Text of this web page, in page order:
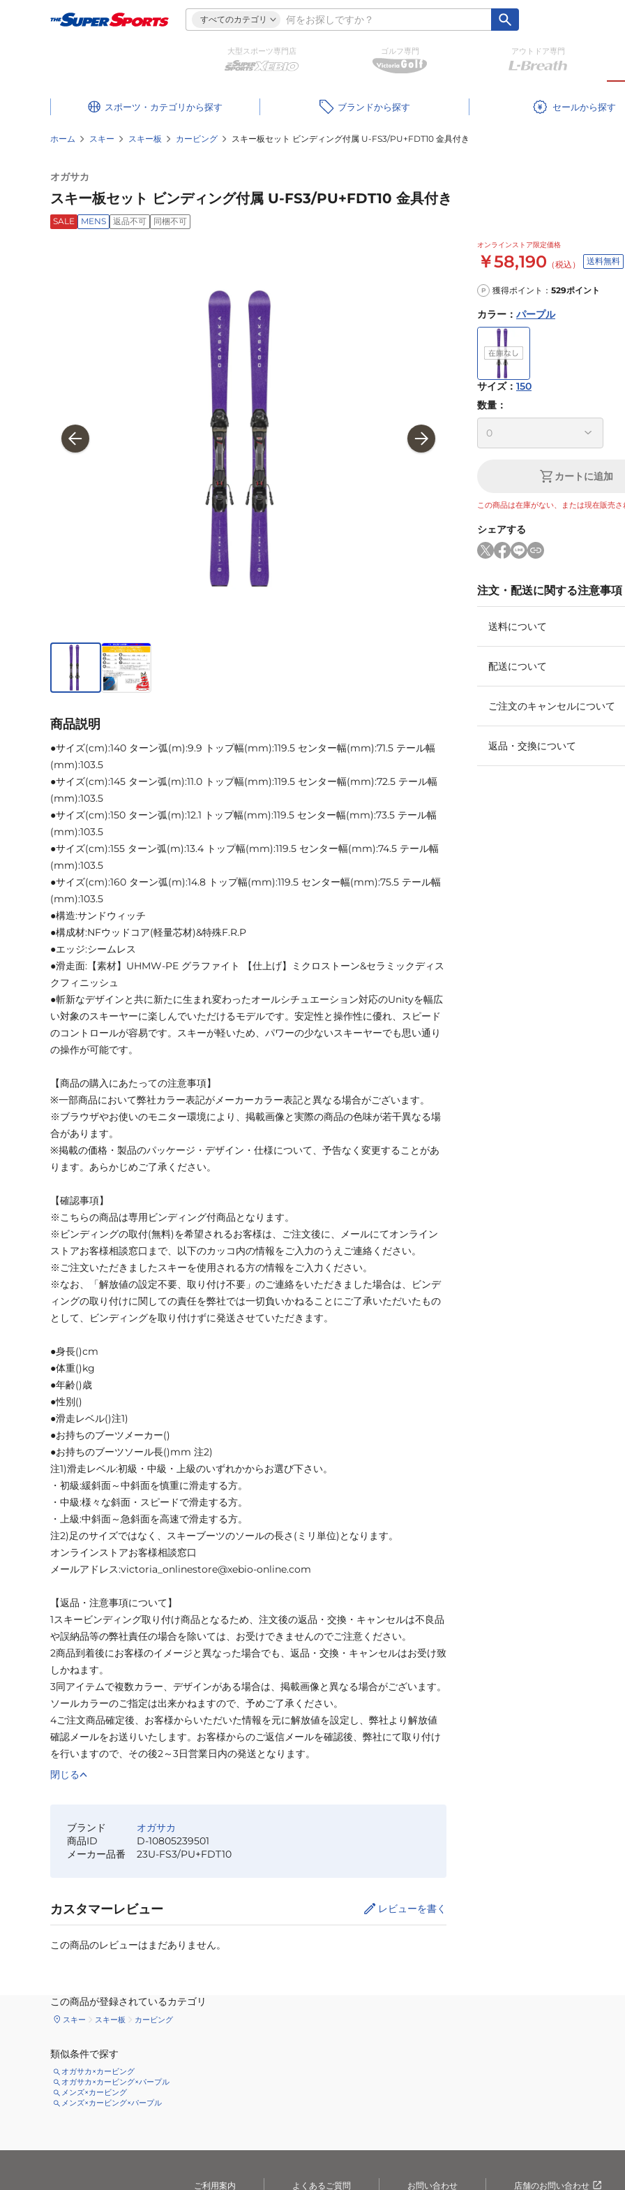
すべてのカテゴリ
大型スポーツ専門店 ゴルフ専門 アウトドア専門
スポーツ・カテゴリ ブランド セール
ホーム スキー スキー板 カービング スキー板セット ビンディング付属 U-FS3/PU+FDT10 金具付き
オガサカ
スキー板セット ビンディング付属 U-FS3/PU+FDT10 金具付き
SALE MENS 返品不可 同梱不可
オンラインストア限定価格
￥58,190 （税込） 送料無料
P 獲得ポイント： 529ポイント
カラー ： パープル
サイズ： 150
数量：
カートに追加
この商品は在庫がない、または現在販売さ
シェアする
注文・配送に関する注意事項
送料について
配送について
ご注文のキャンセルについて
返品・交換について
商品説明
●サイズ(cm):140 ターン弧(m):9.9 トップ幅(mm):119.5 センター幅(mm):71.5 テール幅
(mm):103.5
●サイズ(cm):145 ターン弧(m):11.0 トップ幅(mm):119.5 センター幅(mm):72.5 テール幅
(mm):103.5
●サイズ(cm):150 ターン弧(m):12.1 トップ幅(mm):119.5 センター幅(mm):73.5 テール幅
(mm):103.5
●サイズ(cm):155 ターン弧(m):13.4 トップ幅(mm):119.5 センター幅(mm):74.5 テール幅
(mm):103.5
●サイズ(cm):160 ターン弧(m):14.8 トップ幅(mm):119.5 センター幅(mm):75.5 テール幅
(mm):103.5
●構造:サンドウィッチ
●構成材:NFウッドコア(軽量芯材)&特殊F.R.P
●エッジ:シームレス
●滑走面:【素材】UHMW-PE グラファイト 【仕上げ】ミクロストーン&セラミックディス
クフィニッシュ
●斬新なデザインと共に新たに生まれ変わったオールシチュエーション対応のUnityを幅広
い対象のスキーヤーに楽しんでいただけるモデルです。安定性と操作性に優れ、スピード
のコントロールが容易です。スキーが軽いため、パワーの少ないスキーヤーでも思い通り
の操作が可能です。
【商品の購入にあたっての注意事項】
※一部商品において弊社カラー表記がメーカーカラー表記と異なる場合がございます。
※ブラウザやお使いのモニター環境により、掲載画像と実際の商品の色味が若干異なる場
合があります。
※掲載の価格・製品のパッケージ・デザイン・仕様について、予告なく変更することがあ
ります。あらかじめご了承ください。
【確認事項】
※こちらの商品は専用ビンディング付商品となります。
※ビンディングの取付(無料)を希望されるお客様は、ご注文後に、メールにてオンライン
ストアお客様相談窓口まで、以下のカッコ内の情報をご入力のうえご連絡ください。
※ご注文いただきましたスキーを使用される方の情報をご入力ください。
※なお、「解放値の設定不要、取り付け不要」のご連絡をいただきました場合は、ビンデ
ィングの取り付けに関しての責任を弊社では一切負いかねることにご了承いただいたもの
として、ビンディングを取り付けずに発送させていただきます。
●身長()cm
●体重()kg
●年齢()歳
●性別()
●滑走レベル()注1)
●お持ちのブーツメーカー()
●お持ちのブーツソール長()mm 注2)
注1)滑走レベル:初級・中級・上級のいずれかからお選び下さい。
・初級:緩斜面～中斜面を慎重に滑走する方。
・中級:様々な斜面・スピードで滑走する方。
・上級:中斜面～急斜面を高速で滑走する方。
注2)足のサイズではなく、スキーブーツのソールの長さ(ミリ単位)となります。
オンラインストアお客様相談窓口
メールアドレス:victoria_onlinestore@xebio-online.com
【返品・注意事項について】
1スキービンディング取り付け商品となるため、注文後の返品・交換・キャンセルは不良品
や誤納品等の弊社責任の場合を除いては、お受けできませんのでご注意ください。
2商品到着後にお客様のイメージと異なった場合でも、返品・交換・キャンセルはお受け致
しかねます。
3同アイテムで複数カラー、デザインがある場合は、掲載画像と異なる場合がございます。
ソールカラーのご指定は出来かねますので、予めご了承ください。
4ご注文商品確定後、お客様からいただいた情報を元に解放値を設定し、弊社より解放値
確認メールをお送りいたします。お客様からのご返信メールを確認後、弊社にて取り付け
を行いますので、その後2～3日営業日内の発送となります。
閉じる
ブランド
オガサカ
商品ID
D-10805239501
メーカー品番
23U-FS3/PU+FDT10
カスタマーレビュー レビューを書く
この商品のレビューはまだありません。
この商品が登録されているカテゴリ
スキー スキー板 カービング
類似条件で探す
オガサカ×カービング
オガサカ×カービング×パープル
メンズ×カービング
メンズ×カービング×パープル
ご利用案内 よくあるご質問 お問い合わせ 店舗のお問い合わせ